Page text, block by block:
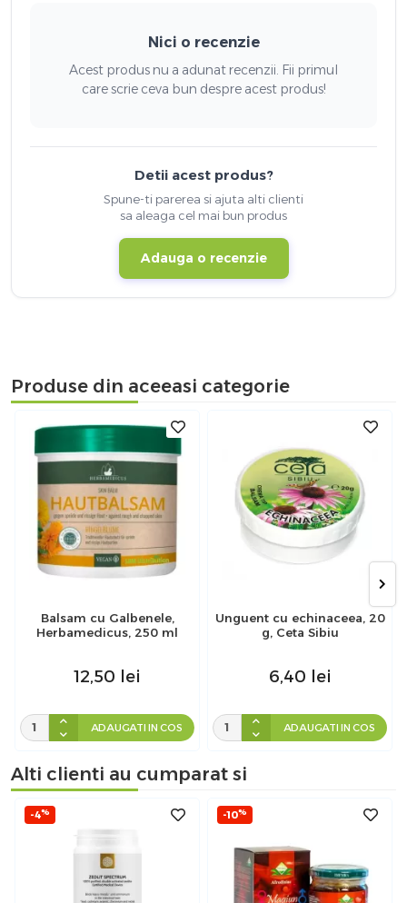
Nici o recenzie
Acest produs nu a adunat recenzii. Fii primul
care scrie ceva bun despre acest produs!
Detii acest produs?
Spune-ti parerea si ajuta alti clienti
sa aleaga cel mai bun produs
Adauga o recenzie
Produse din aceeasi categorie
Balsam cu Galbenele,
Herbamedicus, 250 ml
12,50 lei
ADAUGATI IN COS
Unguent cu echinaceea, 20
g, Ceta Sibiu
6,40 lei
ADAUGATI IN COS
Alti clienti au cumparat si
-4% -10%